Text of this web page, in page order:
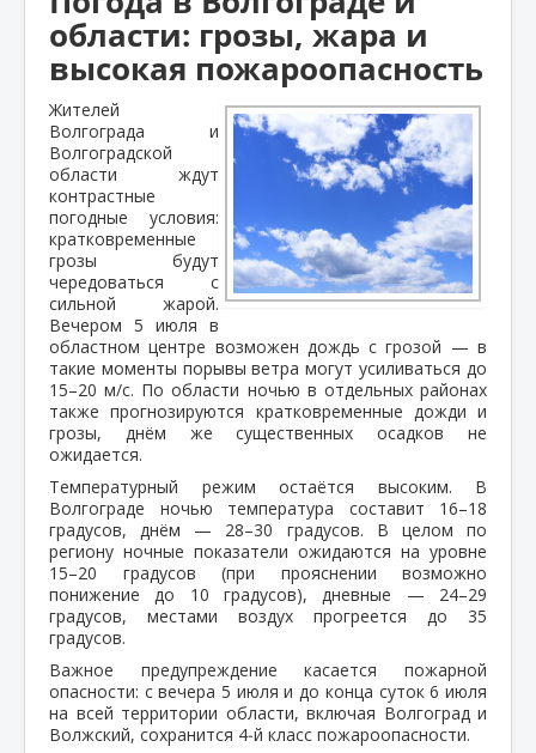
области: грозы, жара и
высокая пожароопасность
Жителей
Волгограда и
Волгоградской
области ждут
контрастные
погодные условия:
кратковременные
грозы будут
чередоваться с
сильной жарой.
Вечером 5 июля в
областном центре возможен дождь с грозой — в
такие моменты порывы ветра могут усиливаться до
15–20 м/с. По области ночью в отдельных районах
также прогнозируются кратковременные дожди и
грозы, днём же существенных осадков не
ожидается.
Температурный режим остаётся высоким. В
Волгограде ночью температура составит 16–18
градусов, днём — 28–30 градусов. В целом по
региону ночные показатели ожидаются на уровне
15–20 градусов (при прояснении возможно
понижение до 10 градусов), дневные — 24–29
градусов, местами воздух прогреется до 35
градусов.
Важное предупреждение касается пожарной
опасности: с вечера 5 июля и до конца суток 6 июля
на всей территории области, включая Волгоград и
Волжский, сохранится 4‑й класс пожароопасности.